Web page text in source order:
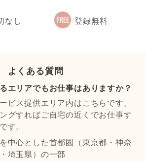
なし 登録無料
よくある質問
エリアでもお仕事はありますか？
ビス提供エリア内はこちらです。
グすればご自宅の近くでお仕事す
す。
中心とした首都圏（東京都・神奈
埼玉県）の一部